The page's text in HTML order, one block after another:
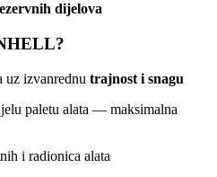
dijelova
uz izvanrednu trajnost i snagu
paletu alata — maksimalna
i radionica alata